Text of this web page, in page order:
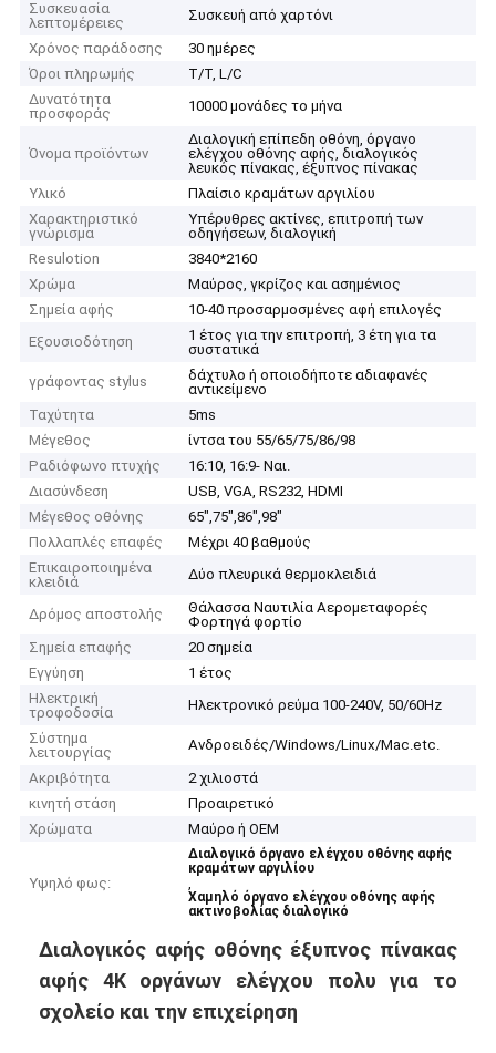
Συσκευασία
λεπτομέρειες
Συσκευή από χαρτόνι
Χρόνος παράδοσης
30 ημέρες
Όροι πληρωμής
T/T, L/C
Δυνατότητα
προσφοράς
10000 μονάδες το μήνα
Όνομα προϊόντων
Διαλογική επίπεδη οθόνη, όργανο
ελέγχου οθόνης αφής, διαλογικός
λευκός πίνακας, έξυπνος πίνακας
Υλικό
Πλαίσιο κραμάτων αργιλίου
Χαρακτηριστικό
γνώρισμα
Υπέρυθρες ακτίνες, επιτροπή των
οδηγήσεων, διαλογική
Resulotion
3840*2160
Χρώμα
Μαύρος, γκρίζος και ασημένιος
Σημεία αφής
10-40 προσαρμοσμένες αφή επιλογές
Εξουσιοδότηση
1 έτος για την επιτροπή, 3 έτη για τα
συστατικά
γράφοντας stylus
δάχτυλο ή οποιοδήποτε αδιαφανές
αντικείμενο
Ταχύτητα
5ms
Μέγεθος
ίντσα του 55/65/75/86/98
Ραδιόφωνο πτυχής
16:10, 16:9- Ναι.
Διασύνδεση
USB, VGA, RS232, HDMI
Μέγεθος οθόνης
65",75",86",98"
Πολλαπλές επαφές
Μέχρι 40 βαθμούς
Επικαιροποιημένα
κλειδιά
Δύο πλευρικά θερμοκλειδιά
Δρόμος αποστολής
Θάλασσα Ναυτιλία Αερομεταφορές
Φορτηγά φορτίο
Σημεία επαφής
20 σημεία
Εγγύηση
1 έτος
Ηλεκτρική
τροφοδοσία
Ηλεκτρονικό ρεύμα 100-240V, 50/60Hz
Σύστημα
λειτουργίας
Ανδροειδές/Windows/Linux/Mac.etc.
Ακριβότητα
2 χιλιοστά
κινητή στάση
Προαιρετικό
Χρώματα
Μαύρο ή OEM
Υψηλό φως:
Διαλογικό όργανο ελέγχου οθόνης αφής
κραμάτων αργιλίου
,
Χαμηλό όργανο ελέγχου οθόνης αφής
ακτινοβολίας διαλογικό
Διαλογικός αφής οθόνης έξυπνος πίνακας
αφής 4K οργάνων ελέγχου πολυ για το
σχολείο και την επιχείρηση